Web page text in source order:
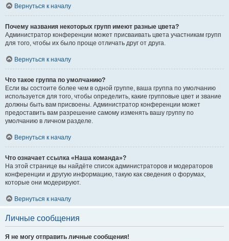
Вернуться к началу
Почему названия некоторых групп имеют разные цвета?
Администратор конференции может присваивать цвета участникам групп
для того, чтобы их было проще отличать друг от друга.
Вернуться к началу
Что такое группа по умолчанию?
Если вы состоите более чем в одной группе, ваша группа по умолчанию
используется для того, чтобы определить, какие групповые цвет и звание
должны быть вам присвоены. Администратор конференции может
предоставить вам разрешение самому изменять вашу группу по
умолчанию в личном разделе.
Вернуться к началу
Что означает ссылка «Наша команда»?
На этой странице вы найдёте список администраторов и модераторов
конференции и другую информацию, такую как сведения о форумах,
которые они модерируют.
Вернуться к началу
Личные сообщения
Я не могу отправить личные сообщения!